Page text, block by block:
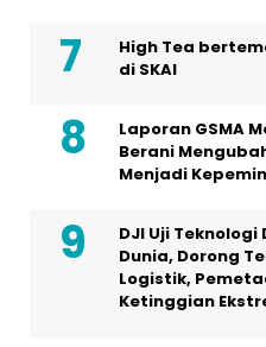
High Tea
di SKAI
Laporan GSMA
Berani
Menjadi
DJI Uji
Dunia, Dorong
Logistik,
Ketinggian